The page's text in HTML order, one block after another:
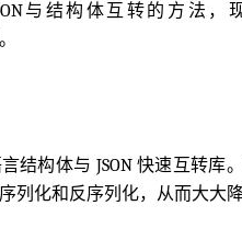
与结构体互转的方法
结构体与 JSON 快速互转
列化和反序列化，从而大大